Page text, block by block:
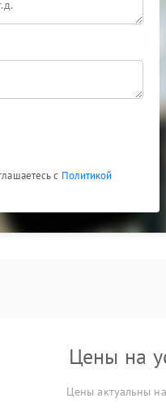
с Политикой
Цены на
Цены актуальны